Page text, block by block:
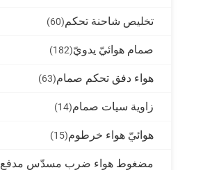
تخليص شاحنة تحكم(60)
صمام هوائيّ يدويّ(182)
هواء دفق تحكم صمام(63)
زاوية سيات صمام(14)
هوائيّ هواء خرطوم(15)
مضغوط هواء ضرب مسدّس مدفع